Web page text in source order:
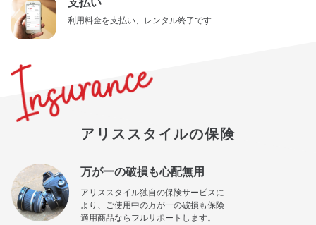
利用料金を支払い、レンタル終了です
アリススタイルの保険
万が一の破損も心配無用
アリススタイル独自の保険サービスに
より、ご使用中の万が一の破損も保険
適用商品ならフルサポートします。